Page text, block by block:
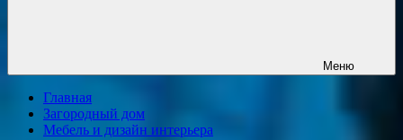
Меню
Главная
Загородный дом
Мебель и дизайн интерьера